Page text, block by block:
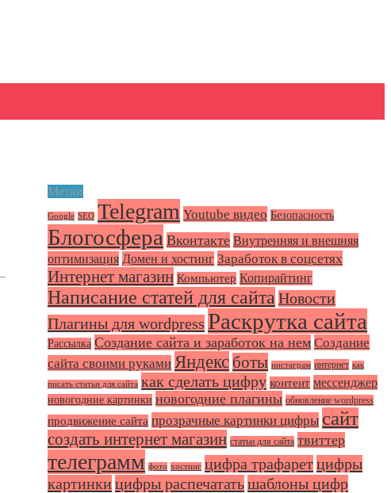
Метки
Google SEO Telegram Youtube видео Безопасность
Блогосфера Вконтакте Внутренняя и внешняя
оптимизация Домен и хостинг Заработок в соцсетях
Интернет магазин Компьютер Копирайтинг
Написание статей для сайта Новости
Плагины для wordpress Раскрутка сайта
Рассылка Создание сайта и заработок на нем Создание
сайта своими руками Яндекс боты инстаграм интернет как
писать статьи для сайта как сделать цифру контент мессенджер
новогодние картинки новогодние плагины обновление wordpress
продвижение сайта прозрачные картинки цифры сайт
создать интернет магазин статьи для сайта твиттер
телеграмм фото хостинг цифра трафаретцифры
картинки цифры распечататьшаблоны цифр